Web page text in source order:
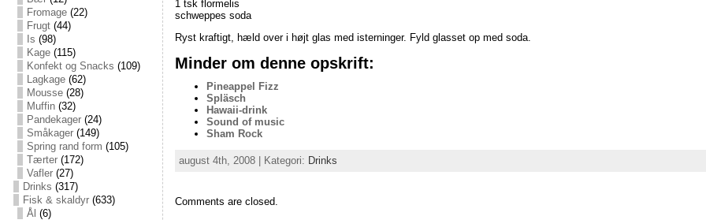
Fromage(22)
Frugt(44)
Is (98)
Kage(115)
Konfekt og Snacks (109)
Lagkage(62)
Mousse(28)
Muffin(32)
Pandekager(24)
Småkager(149)
Spring rand form (105)
Tærter(172)
Vafler(27)
Drinks (317)
Fisk & skaldyr(633)
Ål (6)
1 tsk flormelis
schweppes soda
Ryst kraftigt, hæld over i højt glas med isterninger. Fyld glasset op med soda.
Minder om denne opskrift:
Pineappel Fizz
Spläsch
Hawaii-drink
Sound of music
Sham Rock
august 4th, 2008 | Kategori: Drinks
Comments are closed.